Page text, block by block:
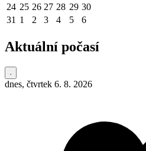
24 25 26 27 28 29 30
31 1 2 3 4 5 6
Aktuální počasí
dnes, čtvrtek 6. 8. 2026